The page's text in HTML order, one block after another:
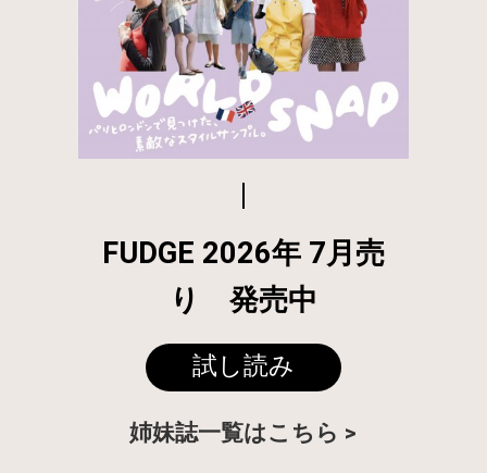
FUDGE 2026年 7月売
り 発売中
試し読み
姉妹誌一覧はこちら